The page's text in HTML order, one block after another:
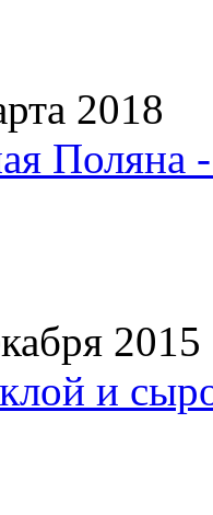
2018
Поляна
2015
и